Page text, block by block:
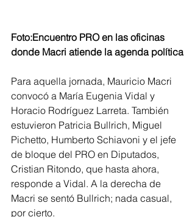
Foto:Encuentro PRO en las oficinas
donde Macri atiende la agenda política
Para aquella jornada, Mauricio Macri
convocó a María Eugenia Vidal y
Horacio Rodríguez Larreta. También
estuvieron Patricia Bullrich, Miguel
Pichetto, Humberto Schiavoni y el jefe
de bloque del PRO en Diputados,
Cristian Ritondo, que hasta ahora,
responde a Vidal. A la derecha de
Macri se sentó Bullrich; nada casual,
por cierto.